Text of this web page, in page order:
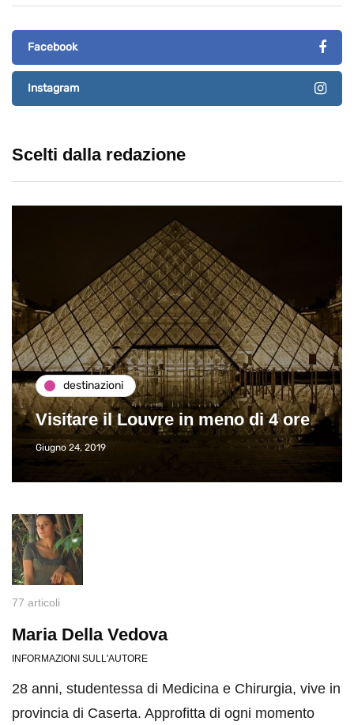
Facebook
Instagram
Scelti dalla redazione
destinazioni
Visitare il Louvre in meno di 4 ore
Giugno 24, 2019
77 articoli
Maria Della Vedova
INFORMAZIONI SULL'AUTORE
28 anni, studentessa di Medicina e Chirurgia, vive in
provincia di Caserta. Approfitta di ogni momento